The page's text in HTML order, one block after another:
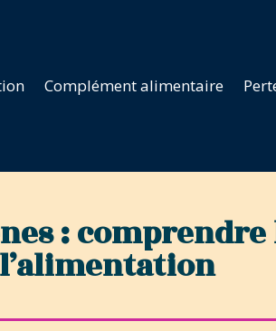
Complément alimentaire
: comprendre